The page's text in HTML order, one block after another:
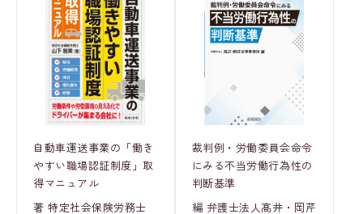
自動車運送事業の「働き
やすい職場認証制度」取
得マニュアル
著 特定社会保険労務士
裁判例・労働委員会命令
にみる不当労働行為性の
判断基準
編 弁護士法人髙井・岡芹